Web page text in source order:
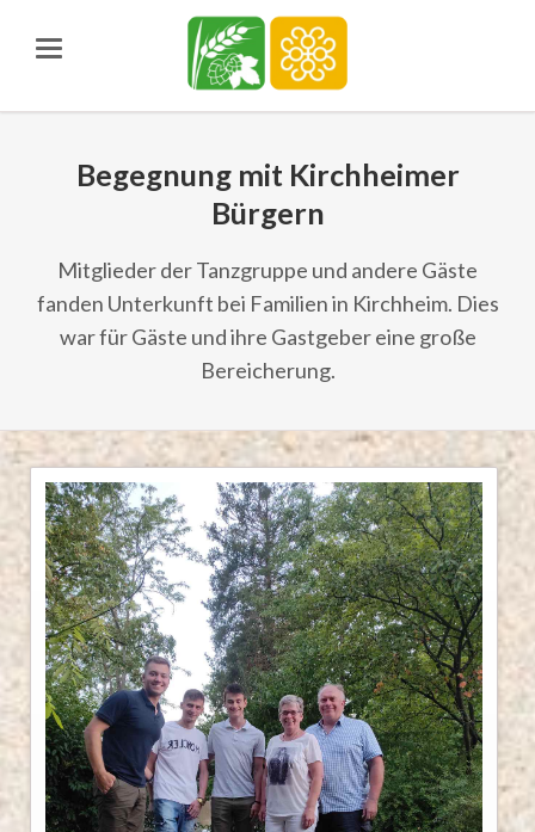
Begegnung mit Kirchheimer
Bürgern
Mitglieder der Tanzgruppe und andere Gäste
fanden Unterkunft bei Familien in Kirchheim. Dies
war für Gäste und ihre Gastgeber eine große
Bereicherung.